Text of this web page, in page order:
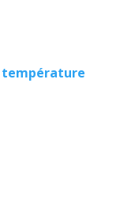
température